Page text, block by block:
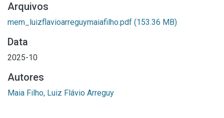
Arquivos
mem_luizflavioarreguymaiafilho.pdf (153.36 MB)
Data
2025-10
Autores
Maia Filho, Luiz Flávio Arreguy